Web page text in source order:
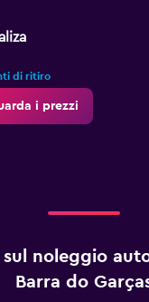
di ritiro
i prezzi
sul noleggio
Barra do